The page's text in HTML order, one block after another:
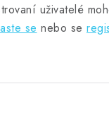
uživatelé
se nebo se